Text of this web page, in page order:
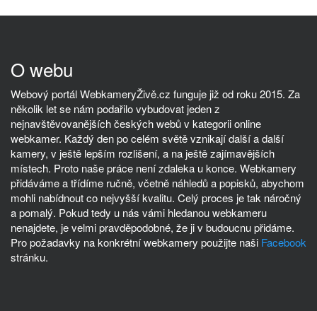
O webu
Webový portál WebkameryŽivě.cz funguje již od roku 2015. Za
několik let se nám podařilo vybudovat jeden z
nejnavštěvovanějších českých webů v kategorii online
webkamer. Každý den po celém světě vznikají další a další
kamery, v ještě lepším rozlišení, a na ještě zajímavějších
místech. Proto naše práce není zdaleka u konce. Webkamery
přidáváme a třídíme ručně, včetně náhledů a popisků, abychom
mohli nabídnout co nejvyšší kvalitu. Celý proces je tak náročný
a pomalý. Pokud tedy u nás vámi hledanou webkameru
nenajdete, je velmi pravděpodobné, že ji v budoucnu přidáme.
Pro požadavky na konkrétní webkamery použijte naši Facebook
stránku.